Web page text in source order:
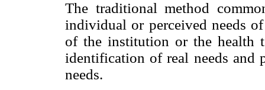
The traditional method
individual or perceived needs
of the institution or the health
identification of real needs and
needs.